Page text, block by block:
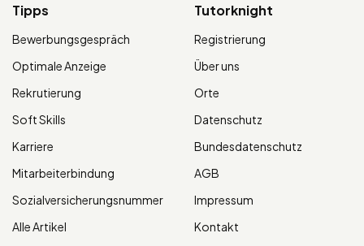
Tipps
Bewerbungsgespräch
Optimale Anzeige
Rekrutierung
Soft Skills
Karriere
Mitarbeiterbindung
Sozialversicherungsnummer
Alle Artikel
Tutorknight
Registrierung
Über uns
Orte
Datenschutz
Bundesdatenschutz
AGB
Impressum
Kontakt